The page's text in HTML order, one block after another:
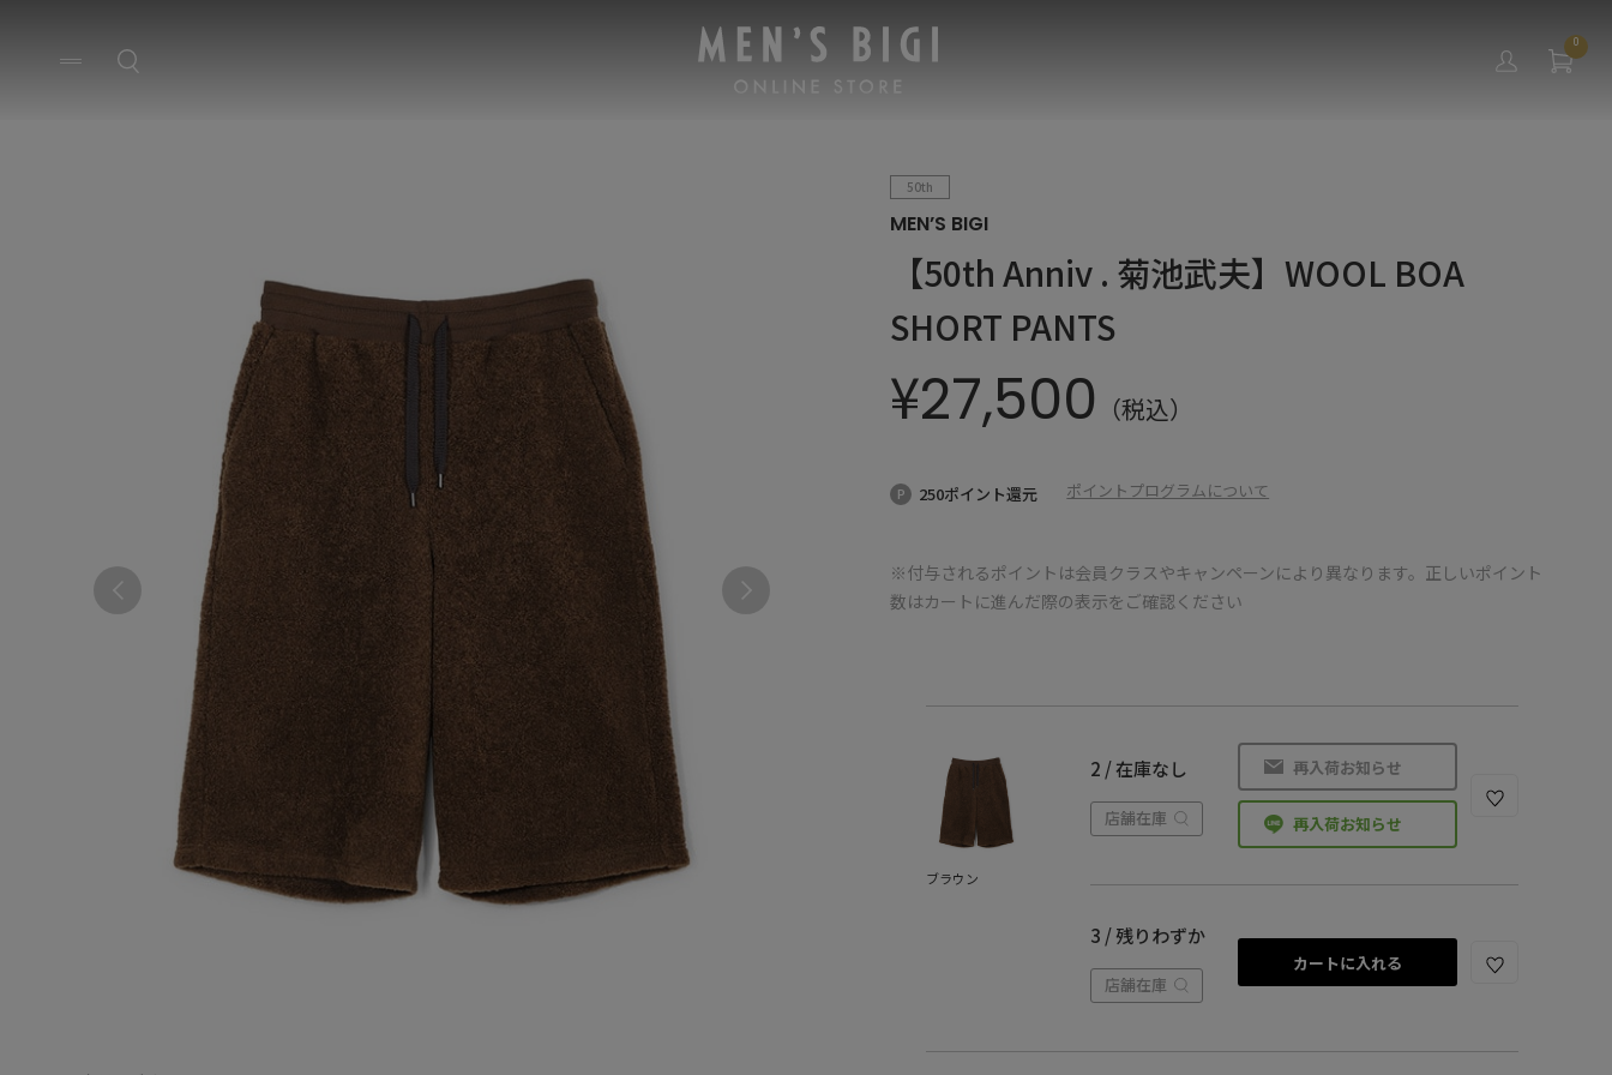
0
50th
MEN’S BIGI
【50th Anniv . 菊池武夫】WOOL BOA
SHORT PANTS
¥27,500 （税込）
250ポイント還元 ポイントプログラムについて
※付与されるポイントは会員クラスやキャンペーンにより異なります。正しいポイント
数はカートに進んだ際の表示をご確認ください
ブラウン
2 / 在庫なし
店舗在庫
再入荷お知らせ
再入荷お知らせ
3 / 残りわずか
店舗在庫
カートに入れる